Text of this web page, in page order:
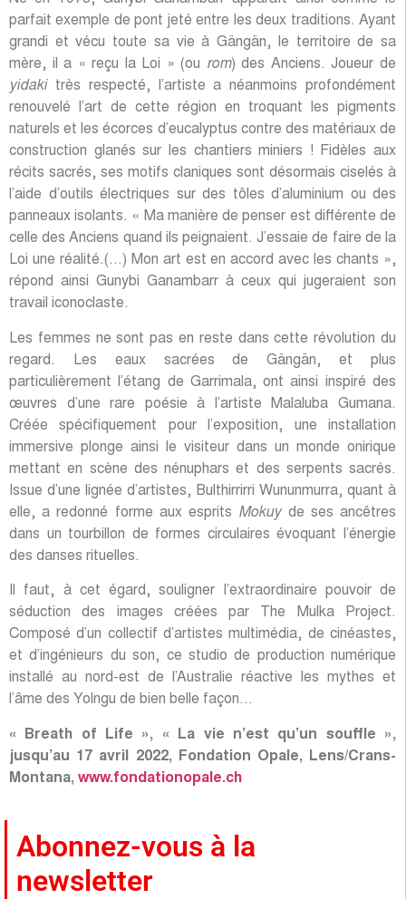
parfait exemple de pont jeté entre les deux traditions. Ayant
grandi et vécu toute sa vie à Gängän, le territoire de sa
mère, il a « reçu la Loi » (ou rom) des Anciens. Joueur de
yidaki très respecté, l’artiste a néanmoins profondément
renouvelé l’art de cette région en troquant les pigments
naturels et les écorces d’eucalyptus contre des matériaux de
construction glanés sur les chantiers miniers ! Fidèles aux
récits sacrés, ses motifs claniques sont désormais ciselés à
l’aide d’outils électriques sur des tôles d’aluminium ou des
panneaux isolants. « Ma manière de penser est différente de
celle des Anciens quand ils peignaient. J’essaie de faire de la
Loi une réalité.(…) Mon art est en accord avec les chants »,
répond ainsi Gunybi Ganambarr à ceux qui jugeraient son
travail iconoclaste.
Les femmes ne sont pas en reste dans cette révolution du
regard. Les eaux sacrées de Gängän, et plus
particulièrement l’étang de Garrimala, ont ainsi inspiré des
œuvres d’une rare poésie à l’artiste Malaluba Gumana.
Créée spécifiquement pour l’exposition, une installation
immersive plonge ainsi le visiteur dans un monde onirique
mettant en scène des nénuphars et des serpents sacrés.
Issue d’une lignée d’artistes, Bulthirrirri Wununmurra, quant à
elle, a redonné forme aux esprits Mokuy de ses ancêtres
dans un tourbillon de formes circulaires évoquant l’énergie
des danses rituelles.
Il faut, à cet égard, souligner l’extraordinaire pouvoir de
séduction des images créées par The Mulka Project.
Composé d’un collectif d’artistes multimédia, de cinéastes,
et d’ingénieurs du son, ce studio de production numérique
installé au nord-est de l’Australie réactive les mythes et
l’âme des Yolngu de bien belle façon…
« Breath of Life », « La vie n’est qu’un souffle »,
jusqu’au 17 avril 2022, Fondation Opale, Lens/Crans-
Montana, www.fondationopale.ch
Abonnez-vous à la
newsletter